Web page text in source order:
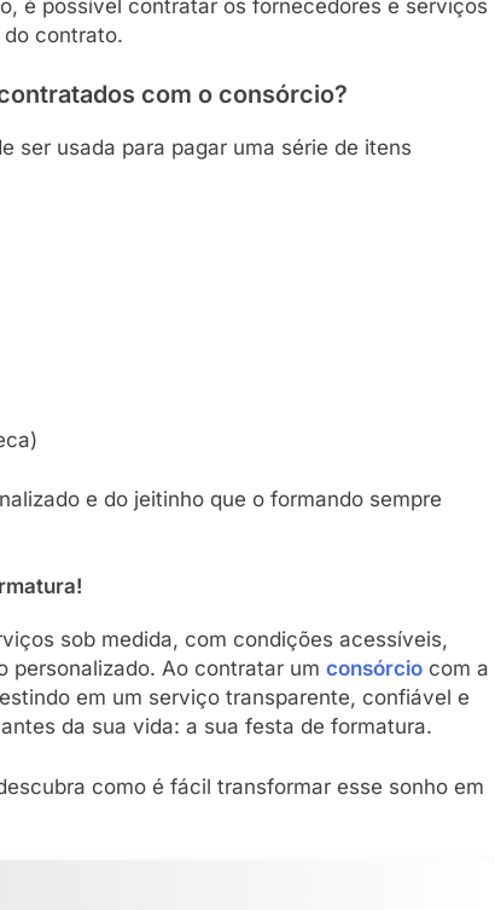
é possível contratar os fornecedores e serviços
contrato.
com o consórcio?
ser usada para pagar uma série de itens
e do jeitinho que o formando sempre
sob medida, com condições acessíveis,
personalizado. Ao contratar um consórcio com a
em um serviço transparente, confiável e
da sua vida: a sua festa de formatura.
como é fácil transformar esse sonho em